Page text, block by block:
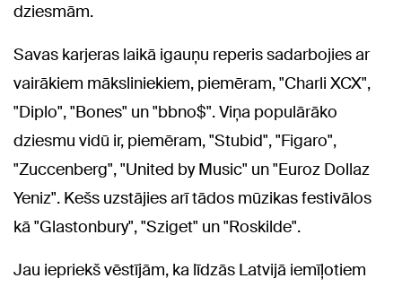
dziesmām.
Savas karjeras laikā igauņu reperis sadarbojies ar
vairākiem māksliniekiem, piemēram, "Charli XCX",
"Diplo", "Bones" un "bbno$". Viņa populārāko
dziesmu vidū ir, piemēram, "Stubid", "Figaro",
"Zuccenberg", "United by Music" un "Euroz Dollaz
Yeniz". Kešs uzstājies arī tādos mūzikas festivālos
kā "Glastonbury", "Sziget" un "Roskilde".
Jau iepriekš vēstījām, ka līdzās Latvijā iemīļotiem